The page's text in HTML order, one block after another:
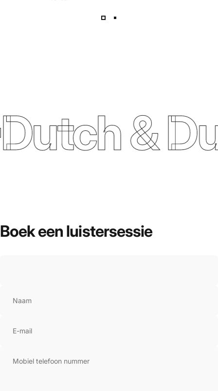
&
Boekeen luistersessie
Naam
E-mail
Mobiel telefoon nummer